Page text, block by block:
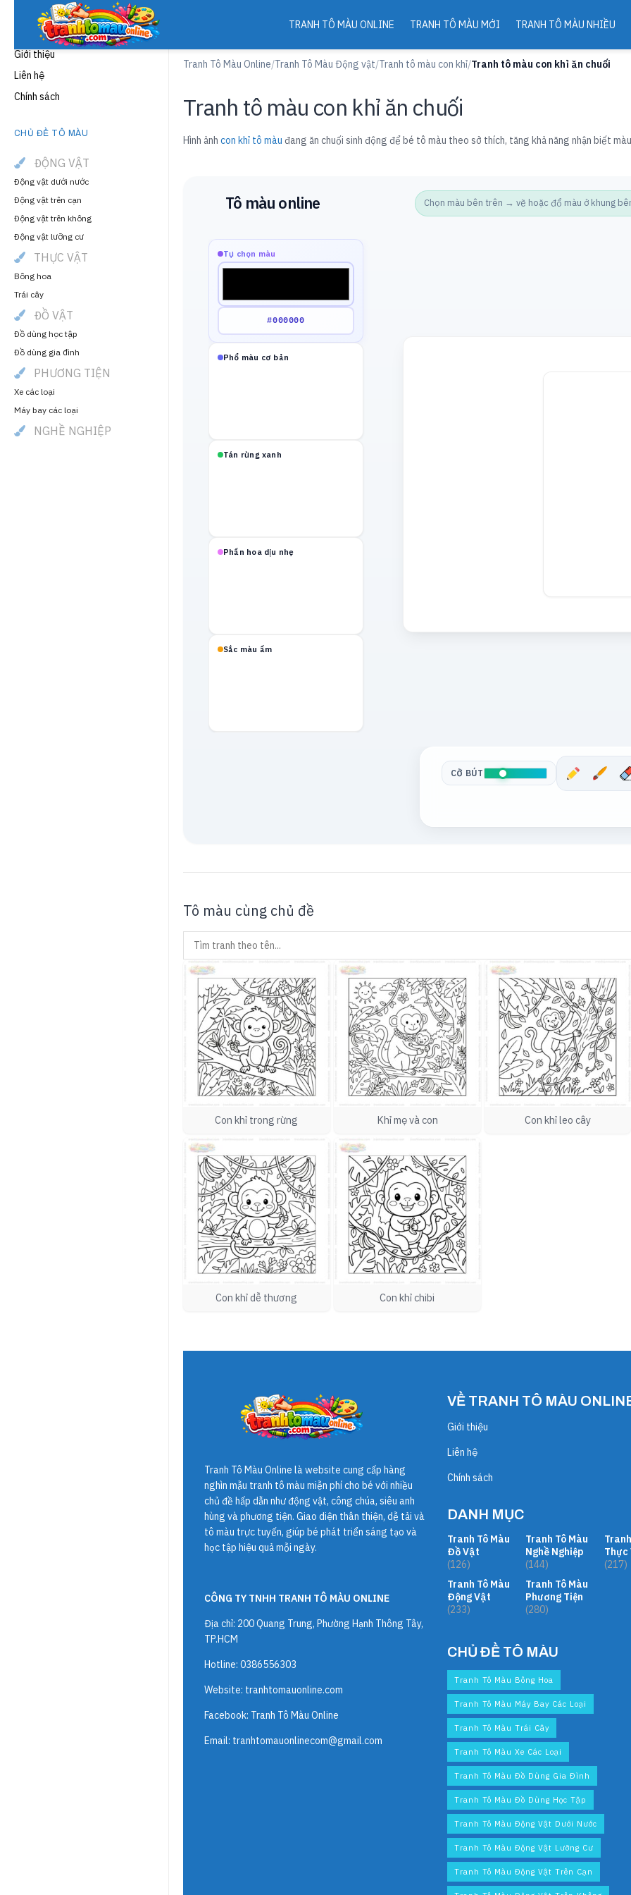
THÔNG TIN
Giới thiệu
Liên hệ
Chính sách
CHỦ ĐỀ TÔ MÀU
ĐỘNG VẬT
Động vật dưới nước
Động vật trên cạn
Động vật trên không
Động vật lưỡng cư
THỰC VẬT
Bông hoa
Trái cây
ĐỒ VẬT
Đồ dùng học tập
Đồ dùng gia đình
PHƯƠNG TIỆN
Xe các loại
Máy bay các loại
NGHỀ NGHIỆP
TRANH TÔ MÀU ONLINE TRANH TÔ MÀU MỚI TRANH TÔ MÀU NHIỀU
Tranh Tô Màu Online/Tranh Tô Màu Động vật/Tranh tô màu con khỉ/Tranh tô màu con khỉ ăn chuối
Tranh tô màu con khỉ ăn chuối
Hình ảnh con khỉ tô màu đang ăn chuối sinh động để bé tô màu theo sở thích, tăng khả năng nhận biết
Tô màu online Chọn màu bên trên → vẽ hoặc đổ màu ở khung
Tự chọn màu
Phổ màu cơ bản
Tán rừng xanh
Phấn hoa dịu nhẹ
Sắc màu ấm
CỠ BÚT
Tô màu cùng chủ đề
Con khỉ trong rừng Khỉ mẹ và con Con khỉ leo cây
Con khỉ dễ thương Con khỉ chibi
Tranh Tô Màu Online là website cung cấp hàng
nghìn mẫu tranh tô màu miễn phí cho bé với nhiều
chủ đề hấp dẫn như động vật, công chúa, siêu anh
hùng và phương tiện. Giao diện thân thiện, dễ tải và
tô màu trực tuyến, giúp bé phát triển sáng tạo và
học tập hiệu quả mỗi ngày.
CÔNG TY TNHH TRANH TÔ MÀU ONLINE
Địa chỉ: 200 Quang Trung, Phường Hạnh Thông Tây,
TP.HCM
Hotline: 0386556303
Website: tranhtomauonline.com
Facebook: Tranh Tô Màu Online
Email: tranhtomauonlinecom@gmail.com
VỀ TRANH TÔ MÀU
Giới thiệu
Liên hệ
Chính sách
DANH MỤC
Tranh Tô Màu
Đồ Vật
(126)
Tranh Tô Màu
Động Vật
(233)
Tranh Tô Màu
Nghề Nghiệp
(144)
Tranh Tô Màu
Phương Tiện
(280)
Thực
(217)
CHỦ ĐỀ TÔ MÀU
Tranh Tô Màu Bông Hoa
Tranh Tô Màu Máy Bay Các Loại
Tranh Tô Màu Trái Cây
Tranh Tô Màu Xe Các Loại
Tranh Tô Màu Đồ Dùng Gia Đình
Tranh Tô Màu Đồ Dùng Học Tập
Tranh Tô Màu Động Vật Dưới Nước
Tranh Tô Màu Động Vật Lưỡng Cư
Tranh Tô Màu Động Vật Trên Cạn